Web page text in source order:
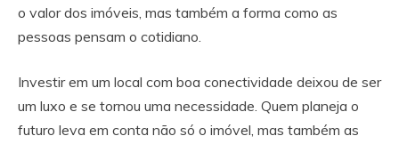
o valor dos imóveis, mas também a forma como as
pessoas pensam o cotidiano.
Investir em um local com boa conectividade deixou de ser
um luxo e se tornou uma necessidade. Quem planeja o
futuro leva em conta não só o imóvel, mas também as